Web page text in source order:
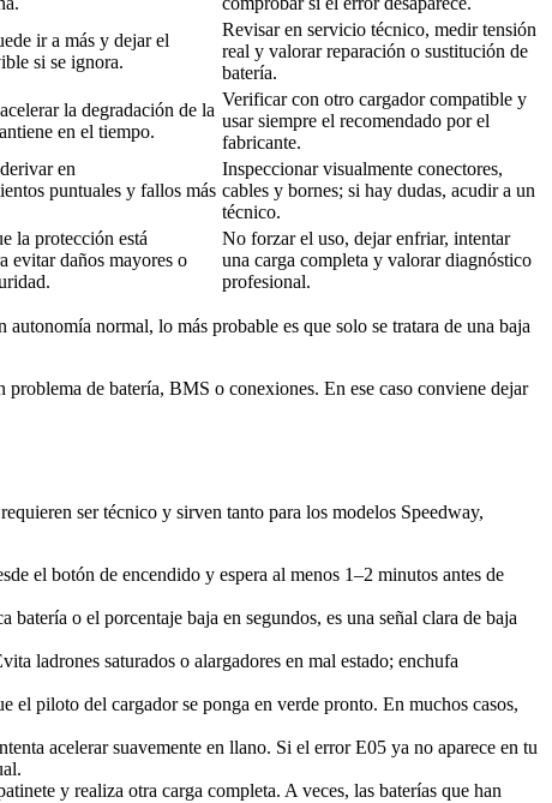
ir a más y dejar el
si se ignora.
Revisar en servicio técnico, medir tensión
real y valorar reparación o sustitución de
batería.
la degradación de la
en el tiempo.
Verificar con otro cargador compatible y
usar siempre el recomendado por el
fabricante.
en
puntuales y fallos más
Inspeccionar visualmente conectores,
cables y bornes; si hay dudas, acudir a un
técnico.
la protección está
evitar daños mayores o
No forzar el uso, dejar enfriar, intentar
una carga completa y valorar diagnóstico
profesional.
normal, lo más probable es que solo se tratara de una baja
problema de batería, BMS o conexiones. En ese caso conviene dejar
ser técnico y sirven tanto para los modelos Speedway,
el botón de encendido y espera al menos 1–2 minutos antes de
o el porcentaje baja en segundos, es una señal clara de baja
ladrones saturados o alargadores en mal estado; enchufa
el piloto del cargador se ponga en verde pronto. En muchos casos,
acelerar suavemente en llano. Si el error E05 ya no aparece en tu
y realiza otra carga completa. A veces, las baterías que han